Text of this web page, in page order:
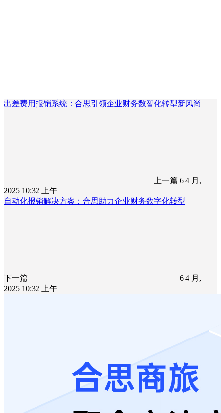
出差费用报销系统：合思引领企业财务数智化转型新风尚
上一篇 6 4 月,
2025 10:32 上午
自动化报销解决方案：合思助力企业财务数字化转型
下一篇
6 4 月,
2025 10:32 上午